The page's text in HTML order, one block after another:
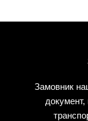
Замовник
документ,